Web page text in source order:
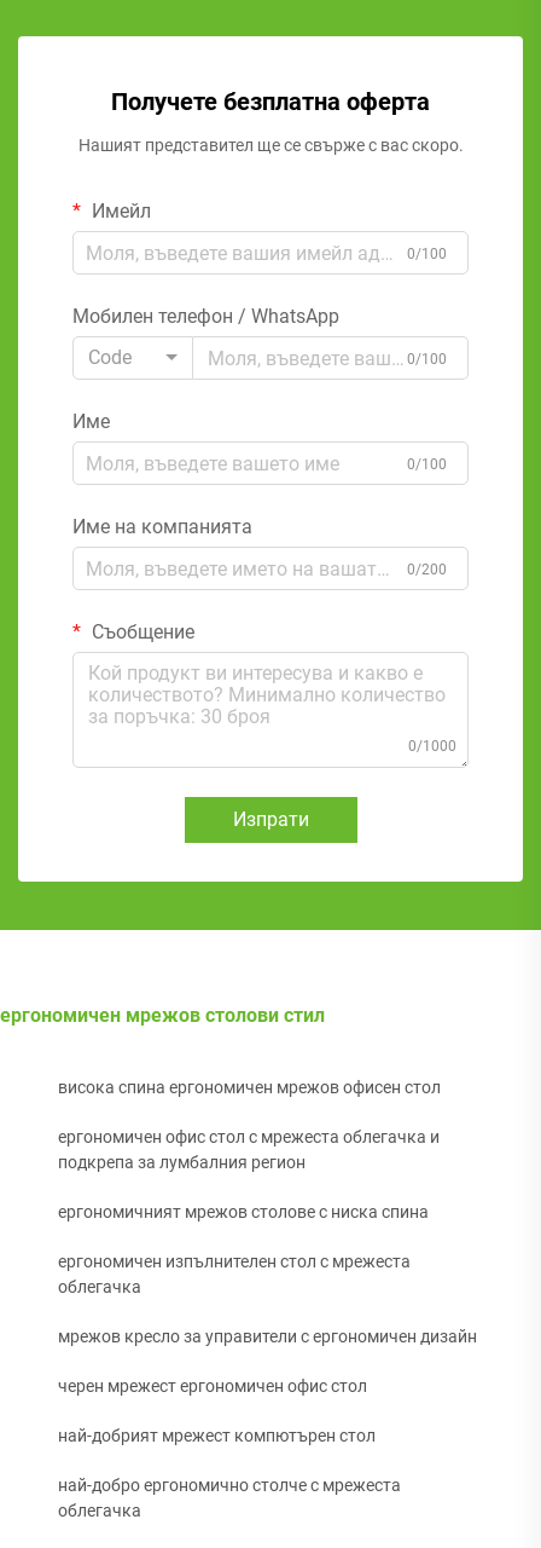
Получете безплатна оферта
Нашият представител ще се свърже с вас скоро.
Имейл
0/100
Мобилен телефон / WhatsApp
Code
0/100
Име
0/100
Име на компанията
0/200
Съобщение
0/1000
Изпрати
ергономичен мрежов столови стил
висока спина ергономичен мрежов офисен стол
ергономичен офис стол с мрежеста облегачка и
подкрепа за лумбалния регион
ергономичният мрежов столове с ниска спина
ергономичен изпълнителен стол с мрежеста
облегачка
мрежов кресло за управители с ергономичен дизайн
черен мрежест ергономичен офис стол
най-добрият мрежест компютърен стол
най-добро ергономично столче с мрежеста
облегачка